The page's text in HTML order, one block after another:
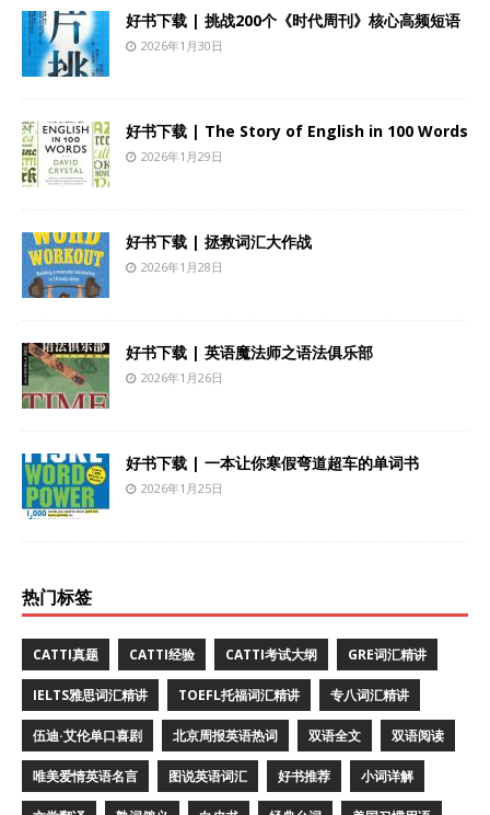
好书下载 | 挑战200个《时代周刊》核心高频短语
2026年1月30日
好书下载 | The Story of English in 100 Words
2026年1月29日
好书下载 | 拯救词汇大作战
2026年1月28日
好书下载 | 英语魔法师之语法俱乐部
2026年1月26日
好书下载 | 一本让你寒假弯道超车的单词书
2026年1月25日
热门标签
CATTI真题 CATTI经验 CATTI考试大纲 GRE词汇精讲
IELTS雅思词汇精讲 TOEFL托福词汇精讲 专八词汇精讲
伍迪·艾伦单口喜剧 北京周报英语热词 双语全文 双语阅读
唯美爱情英语名言 图说英语词汇 好书推荐 小词详解